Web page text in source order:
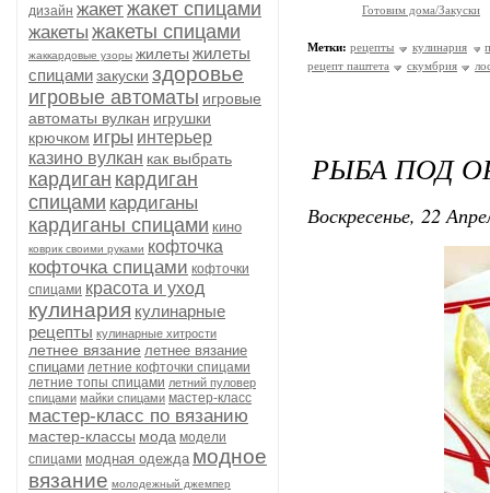
дизайн жакетжакет спицами
жакеты жакеты спицами
жаккардовые узоры жилеты жилеты
спицамизакуски здоровье
игровые автоматы игровые
автоматы вулкан игрушки
крючком игры интерьер
казино вулкан как выбрать
кардиган кардиган
спицами кардиганы
кардиганы спицами кино
коврик своими руками кофточка
кофточка спицами кофточки
спицами красота и уход
кулинария кулинарные
рецепты кулинарные хитрости
летнее вязание летнее вязание
спицами летние кофточки спицами
летние топы спицами летний пуловер
спицами майки спицами мастер-класс
мастер-класс по вязанию
мастер-классы мода модели
спицами модная одежда модное
вязание молодежный джемпер
Готовим дома/Закуски
Метки: рецепты кулинария
рецепт паштета
скумбрия
РЫБА ПОД
Воскресенье, 22